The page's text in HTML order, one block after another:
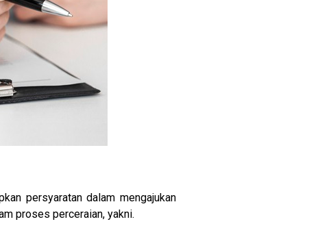
persyaratan dalam mengajukan
proses perceraian, yakni.